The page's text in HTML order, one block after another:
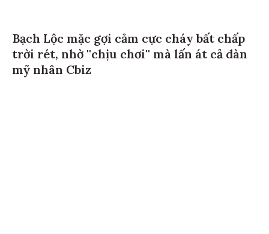
Bạch Lộc mặc gợi cảm cực cháy bất chấp
trời rét, nhờ ''chịu chơi'' mà lấn át cả dàn
mỹ nhân Cbiz